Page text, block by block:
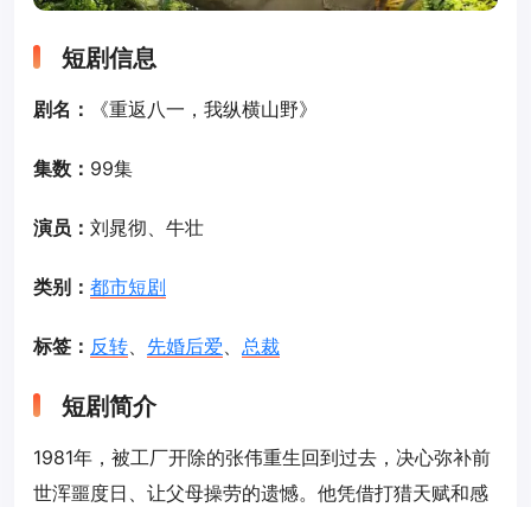
短剧信息
剧名： 《重返八一，我纵横山野》
集数： 99集
演员： 刘晁彻、牛壮
类别： 都市短剧
标签： 反转、 先婚后爱、 总裁
短剧简介
1981年，被工厂开除的张伟重生回到过去，决心弥补前
世浑噩度日、让父母操劳的遗憾。他凭借打猎天赋和感